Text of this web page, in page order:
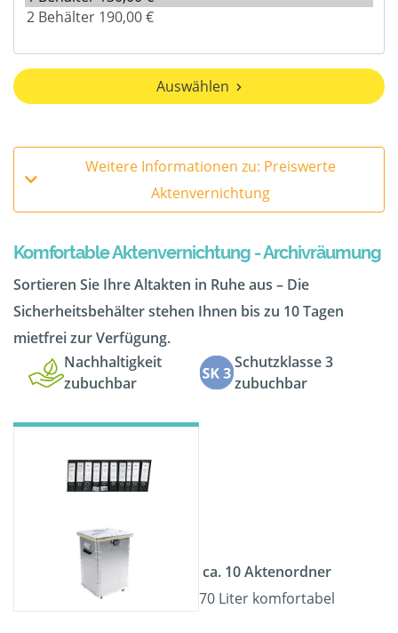
Auswählen
Weitere Informationen zu: Preiswerte
Aktenvernichtung
Komfortable Aktenvernichtung - Archivräumung
Sortieren Sie Ihre Altakten in Ruhe aus – Die
Sicherheitsbehälter stehen Ihnen bis zu 10 Tagen
mietfrei zur Verfügung.
Nachhaltigkeit
zubuchbar
Schutzklasse 3
zubuchbar
ca. 10 Aktenordner
70 Liter komfortabel